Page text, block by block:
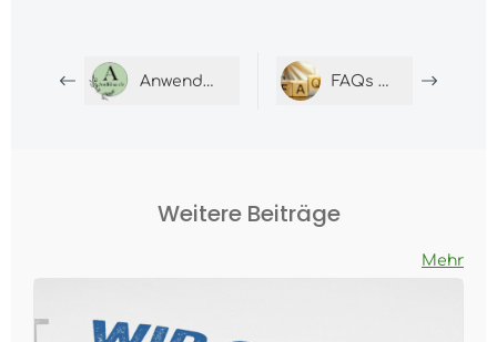
Anwendung Calcium FAQs zu Calcium
Weitere Beiträge
Mehr